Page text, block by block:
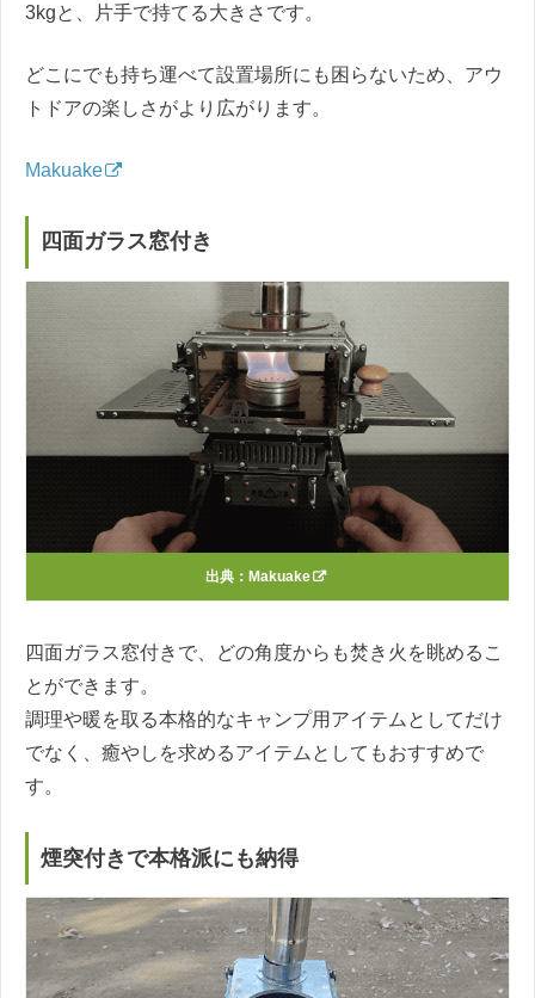
3kgと、片手で持てる大きさです。
どこにでも持ち運べて設置場所にも困らないため、アウ
トドアの楽しさがより広がります。
Makuake
四面ガラス窓付き
出典： Makuake
四面ガラス窓付きで、どの角度からも焚き火を眺めるこ
とができます。
調理や暖を取る本格的なキャンプ用アイテムとしてだけ
でなく、癒やしを求めるアイテムとしてもおすすめで
す。
煙突付きで本格派にも納得